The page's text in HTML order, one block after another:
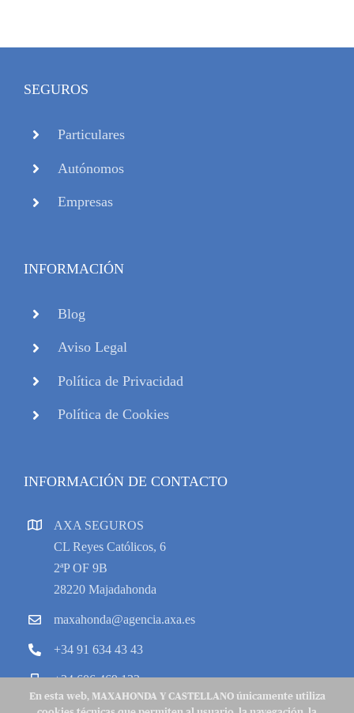
SEGUROS
Particulares
Autónomos
Empresas
INFORMACIÓN
Blog
Aviso Legal
Política de Privacidad
Política de Cookies
INFORMACIÓN DE CONTACTO
AXA SEGUROS
CL Reyes Católicos, 6
2ªP OF 9B
28220 Majadahonda
maxahonda@agencia.axa.es
+34 91 634 43 43
+34 606 469 133
En esta web, MAXAHONDA Y CASTELLANO únicamente utiliza